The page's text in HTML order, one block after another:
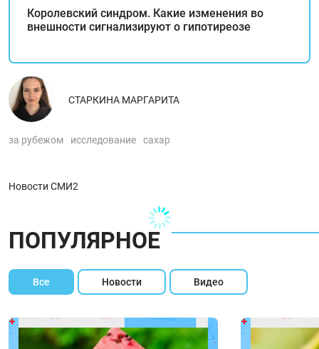
Королевский синдром. Какие изменения во
внешности сигнализируют о гипотиреозе
СТАРКИНА МАРГАРИТА
за рубежом исследование сахар
Новости СМИ2
ПОПУЛЯРНОЕ
Все Новости Видео